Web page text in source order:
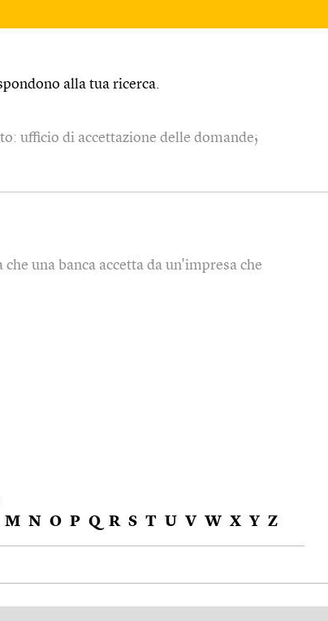
alla tua ricerca.
ufficio di accettazione delle domande;
che una banca accetta da un'impresa che
M N O P Q R S T U V W X Y Z